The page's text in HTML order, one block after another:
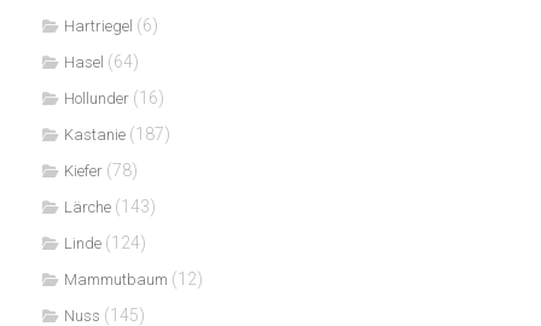
Hartriegel (6)
Hasel (64)
Hollunder (16)
Kastanie (187)
Kiefer (78)
Lärche (143)
Linde (124)
Mammutbaum (12)
Nuss (145)